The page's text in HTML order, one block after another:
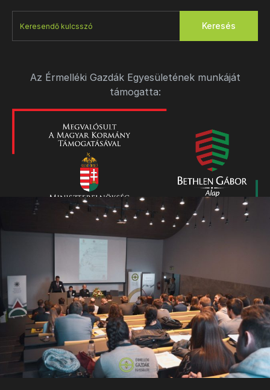
Keresés
Az Érmelléki Gazdák Egyesületének munkáját
támogatta: